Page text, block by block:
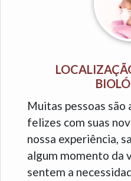
Muitas pessoas são
felizes com suas
nossa experiência,
algum momento da
sentem a